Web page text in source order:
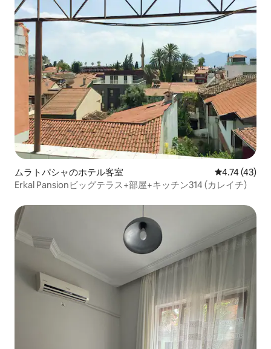
ムラトパシャのホテル客室 レビュー43
4.74 (43)
Erkal Pansionビッグテラス+部屋+キッチン314 (カレイチ)